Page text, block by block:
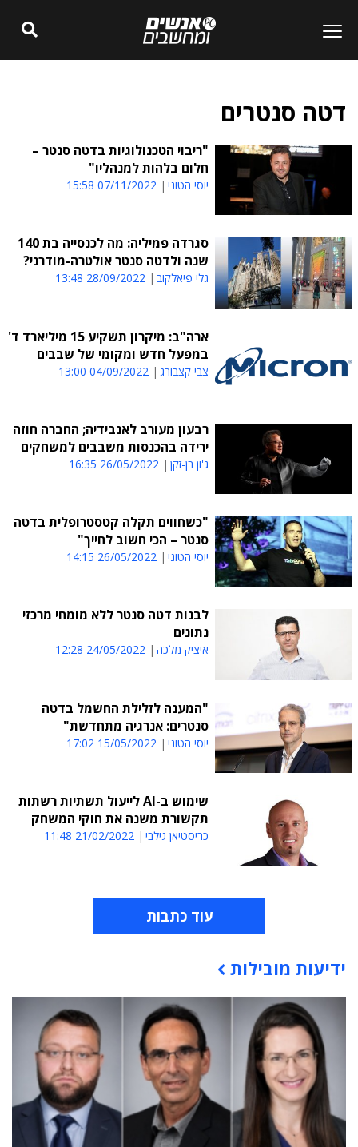
דטה סנטרים
"ריבוי הטכנולוגיות בדטה סנטר –
חלום בלהות למנהליו"
יוסי הטוני 07/11/2022 15:58
סגרדה פמיליה: מה לכנסייה בת 140
שנה ולדטה סנטר אולטרה-מודרני?
גלי פיאלקוב 28/09/2022 13:48
ארה"ב: מיקרון תשקיע 15 מיליארד ד'
במפעל חדש ומקומי של שבבים
צבי קצבורג 04/09/2022 13:00
רבעון מעורב לאנבידיה; החברה חוזה
ירידה בהכנסות משבבים למשחקים
ג'ון בן-זקן 26/05/2022 16:35
"כשחווים תקלה קטסטרופלית בדטה
סנטר – הכי חשוב לחייך"
יוסי הטוני 26/05/2022 14:15
לבנות דטה סנטר ללא מומחי מרכזי
נתונים
איציק מלכה 24/05/2022 12:28
"המענה לזלילת החשמל בדטה
סנטרים: אנרגיה מתחדשת"
יוסי הטוני 15/05/2022 17:02
שימוש ב-AI לייעול תשתיות רשתות
תקשורת משנה את חוקי המשחק
כריסטיאן גילבי 21/02/2022 11:48
עוד כתבות
תוכן פרסומי
ידיעות מובילות